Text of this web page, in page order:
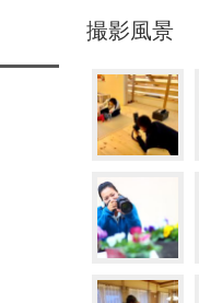
撮影風景